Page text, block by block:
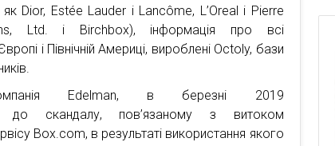
як Dior, Estée Lauder і Lancôme, L’Oreal і Pierre
Ltd. і Birchbox), інформація про всі
і Північній Америці, вироблені Octoly, бази
Edelman, в березні 2019
до скандалу, пов’язаному з витоком
Box.com, в результаті використання якого